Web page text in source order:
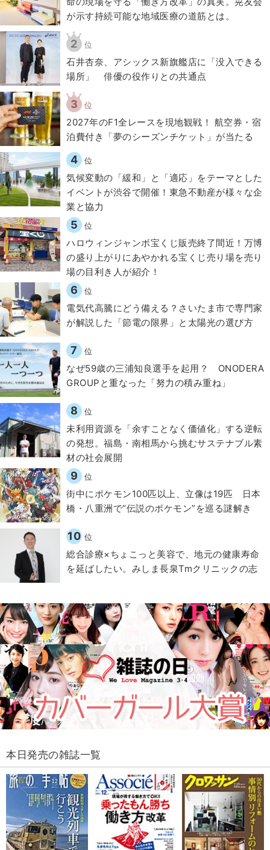
が示す持続可能な地域医療の道筋とは。
2 位
石井杏奈、アシックス新旗艦店に「没入できる
場所」 俳優の役作りとの共通点
3 位
2027年のF1全レースを現地観戦！ 航空券・宿
泊費付き「夢のシーズンチケット」が当たる
4 位
気候変動の「緩和」と「適応」をテーマとした
イベントが渋谷で開催！東急不動産が様々な企
業と協力
5 位
ハロウィンジャンボ宝くじ販売終了間近！万博
の盛り上がりにあやかれる宝くじ売り場を売り
場の目利き人が紹介！
6 位
電気代高騰にどう備える？さいたま市で専門家
が解説した「節電の限界」と太陽光の選び方
7 位
なぜ59歳の三浦知良選手を起用？ ONODERA
GROUPと重なった「努力の積み重ね」
8 位
​​未利用資源を「余すことなく価値化」する逆転
の発想。福島・南相馬から挑むサステナブル素
材の社会展開​
9 位
街中にポケモン100匹以上、立像は19匹 日本
橋・八重洲で“伝説のポケモン”を巡る謎解き
10 位
総合診療×ちょこっと美容で、地元の健康寿命
を延ばしたい。みしま長泉Tmクリニックの志
本日発売の雑誌一覧